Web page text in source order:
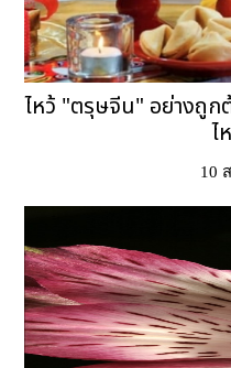
ไหว้ "ตรุษจีน" อย่างถู
ไ
10